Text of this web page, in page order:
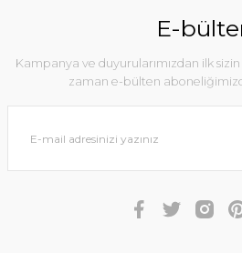
E-
Kampanya ve duyurularımızdan ilk
zaman e-bülten